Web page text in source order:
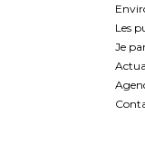
Les
Je